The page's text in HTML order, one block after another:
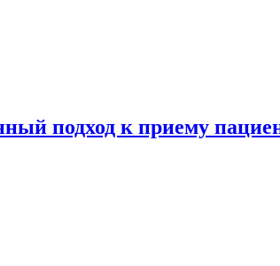
подход к приему